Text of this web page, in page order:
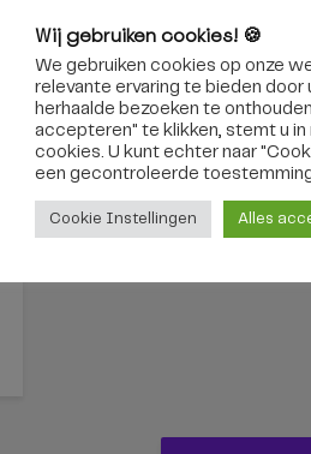
Wij gebruiken cookies! 🍪
We gebruiken cookies op onze
relevante ervaring te bieden door
herhaalde bezoeken te
accepteren" te klikken, stemt u in
cookies. U kunt echter naar
een ​​gecontroleerde
Cookie Instellingen Alles